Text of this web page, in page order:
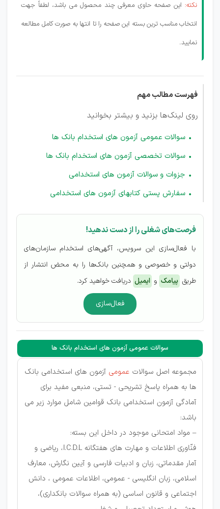
نکته: این صفحه حاوی معرفی چند محصول می باشد، لطفاً جهت
انتخاب مناسب ترین بسته این صفحه را تا انتها به صورت کامل مطالعه
نمایید.
فهرست مطالب مهم
روی لینک‌ها بزنید و بیشتر بخوانید
سوالات عمومی آزمون های استخدام بانک ها
سوالات تخصصی آزمون های استخدام بانک ها
جزوات و سوالات آزمون های استخدامی
سفارش پستی کتابهای آزمون های استخدامی
فرصت‌های شغلی را از دست ندهید!
با فعال‌سازی این سرویس، آگهی‌های استخدام سازمان‌های
دولتی و خصوصی و همچنین بانک‌ها را به محض انتشار از
طریق پیامک و ایمیل دریافت خواهید کرد.
فعال‌سازی
سوالات عمومی آزمون های استخدام بانک ها
مجموعه اصل سوالات عمومی آزمون های استخدامی بانک
ها به همراه پاسخ تشریحی - تستی، منبعی مفید برای
آمادگی آزمون استخدامی بانک قوامین شامل موارد زیر می
باشد:
– مواد امتحانی موجود در داخل این بسته:
فنّاوری اطلاعات و مهارت های هفتگانه I.C.D.L، ریاضی و
آمار مقدماتی، زبان و ادبیات فارسی و آیین نگارش، معارف
اسلامی، زبان انگلیسی - عمومی، اطلاعات عمومی ، دانش
اجتماعی و قانون اساسی (به همراه سوالات بانکداری)،